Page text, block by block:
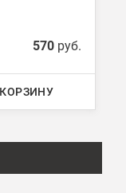
570 руб.